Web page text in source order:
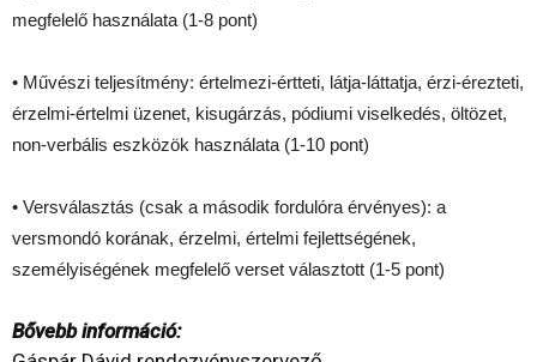
megfelelő használata (1-8 pont)
• Művészi teljesítmény: értelmezi-értteti, látja-láttatja, érzi-érezteti,
érzelmi-értelmi üzenet, kisugárzás, pódiumi viselkedés, öltözet,
non-verbális eszközök használata (1-10 pont)
• Versválasztás (csak a második fordulóra érvényes): a
versmondó korának, érzelmi, értelmi fejlettségének,
személyiségének megfelelő verset választott (1-5 pont)
Bővebb információ: